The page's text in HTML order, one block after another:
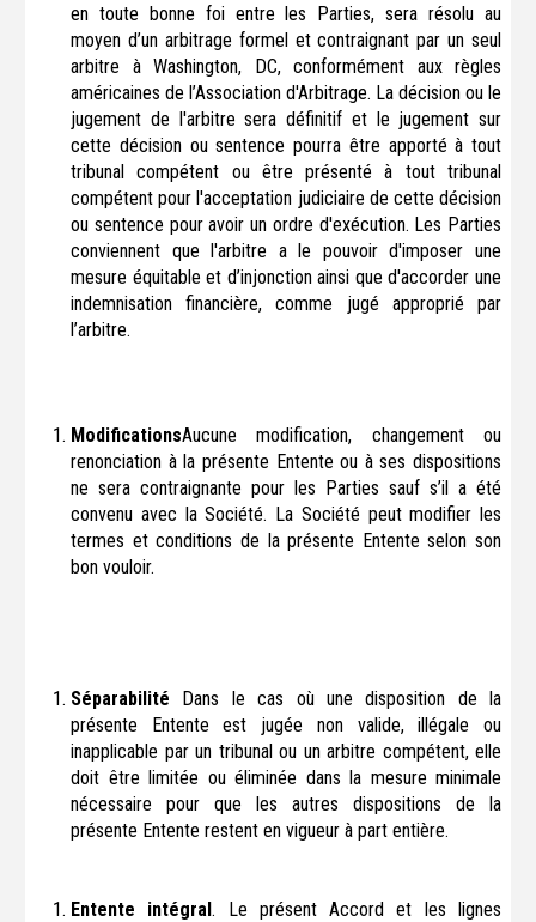
en toute bonne foi entre les Parties, sera résolu au
moyen d’un arbitrage formel et contraignant par un seul
arbitre à Washington, DC, conformément aux règles
américaines de l’Association d'Arbitrage. La décision ou le
jugement de l'arbitre sera définitif et le jugement sur
cette décision ou sentence pourra être apporté à tout
tribunal compétent ou être présenté à tout tribunal
compétent pour l'acceptation judiciaire de cette décision
ou sentence pour avoir un ordre d'exécution. Les Parties
conviennent que l'arbitre a le pouvoir d'imposer une
mesure équitable et d’injonction ainsi que d'accorder une
indemnisation financière, comme jugé approprié par
l’arbitre.
ModificationsAucune modification, changement ou
renonciation à la présente Entente ou à ses dispositions
ne sera contraignante pour les Parties sauf s’il a été
convenu avec la Société. La Société peut modifier les
termes et conditions de la présente Entente selon son
bon vouloir.
Séparabilité Dans le cas où une disposition de la
présente Entente est jugée non valide, illégale ou
inapplicable par un tribunal ou un arbitre compétent, elle
doit être limitée ou éliminée dans la mesure minimale
nécessaire pour que les autres dispositions de la
présente Entente restent en vigueur à part entière.
Entente intégral. Le présent Accord et les lignes